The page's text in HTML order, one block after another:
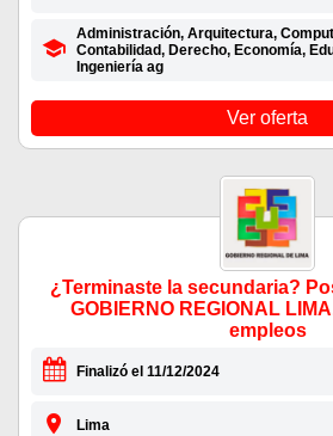
Administración, Arquitectura,
Contabilidad, Derecho, Economía,
Ingeniería ag
Ver oferta
¿Terminaste la secundaria?
GOBIERNO REGIONAL
empleos
Finalizó el 11/12/2024
Lima